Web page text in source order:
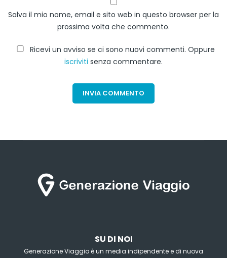
Salva il mio nome, email e sito web in questo browser per la
prossima volta che commento.
Ricevi un avviso se ci sono nuovi commenti. Oppure
iscriviti senza commentare.
SU DI NOI
Generazione Viaggio è un media indipendente e di nuova